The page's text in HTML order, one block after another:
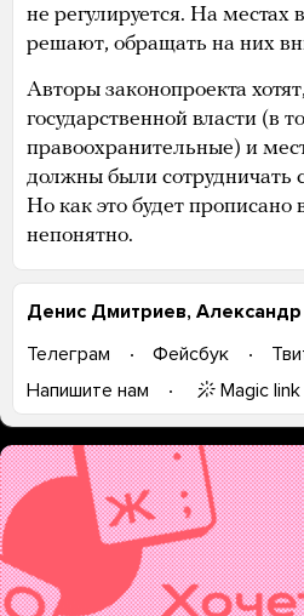
не регулируется. На местах
решают, обращать на них
Авторы законопроекта
государственной власти (в
правоохранительные) и
должны были сотрудничать
Но как это будет прописано
непонятно.
Денис Дмитриев,
Телеграм
Фейсбук
Напишите нам
Magic link